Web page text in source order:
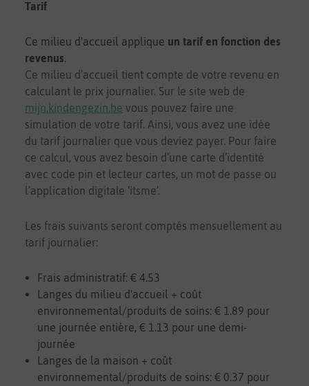
Tarif
Ce milieu d'accueil applique un tarif en fonction des
revenus.
Ce milieu d’accueil tient compte de votre revenu en
calculant le prix journalier. Sur le site web de
mijn.kindengezin.be vous pouvez faire une
simulation de votre tarif. Ainsi, vous avez une idée
du tarif journalier que vous deviez payer. Pour faire
ce calcul, vous avez besoin d’une carte d’identité
avec code pin et lecteur cartes, un mot de passe ou
l’application digitale ‘itsme’.
Les frais suivants seront comptés mensuellement au
tarif journalier:
Frais administratif: € 4.53
Langes du milieu d'accueil + coût
environnemental/produits de soins: € 1.89 pour
une journée entière, € 1.13 pour une demi-
journée
Langes de la maison + coût
environnemental/produits de soins: € 0.37 pour